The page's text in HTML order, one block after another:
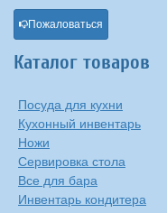
Пожаловаться
Каталог товаров
Посуда для кухни
Кухонный инвентарь
Ножи
Сервировка стола
Все для бара
Инвентарь кондитера